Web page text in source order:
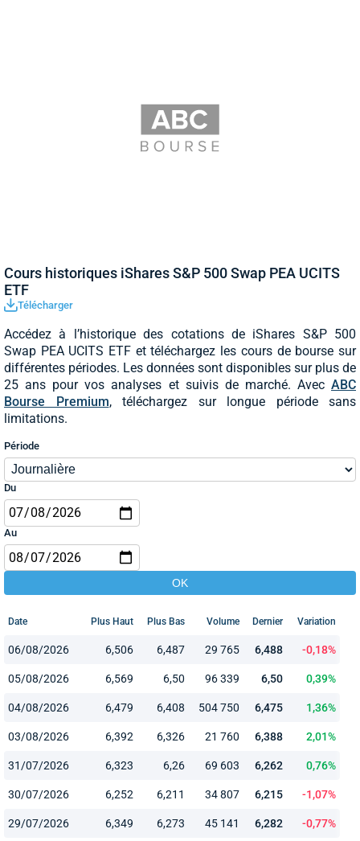
Cours historiques iShares S&P 500 Swap PEA UCITS
ETF
Télécharger
Accédez à l’historique des cotations de iShares S&P 500
Swap PEA UCITS ETF et téléchargez les cours de bourse sur
différentes périodes. Les données sont disponibles sur plus de
25 ans pour vos analyses et suivis de marché. Avec ABC
Bourse Premium, téléchargez sur longue période sans
limitations.
Période
Du
Au
Date Plus Haut Plus Bas Volume Dernier Variation
06/08/2026 6,506 6,487 29 765 6,488 -0,18%
05/08/2026 6,569 6,50 96 339 6,50 0,39%
04/08/2026 6,479 6,408 504 750 6,475 1,36%
03/08/2026 6,392 6,326 21 760 6,388 2,01%
31/07/2026 6,323 6,26 69 603 6,262 0,76%
30/07/2026 6,252 6,211 34 807 6,215 -1,07%
29/07/2026 6,349 6,273 45 141 6,282 -0,77%